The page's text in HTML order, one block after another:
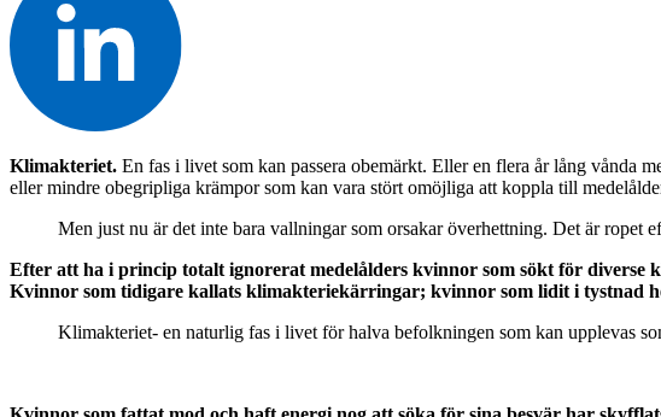
Klimakteriet. En fas i livet som kan passera obemärkt. Eller en flera år lång vånda
eller mindre obegripliga krämpor som kan vara stört omöjliga att koppla till
Men just nu är det inte bara vallningar som orsakar överhettning. Det är ropet
Efter att ha i princip totalt ignorerat medelålders kvinnor som sökt för diverse
Kvinnor som tidigare kallats klimakteriekärringar; kvinnor som lidit i tystnad
Klimakteriet- en naturlig fas i livet för halva befolkningen som kan upplevas